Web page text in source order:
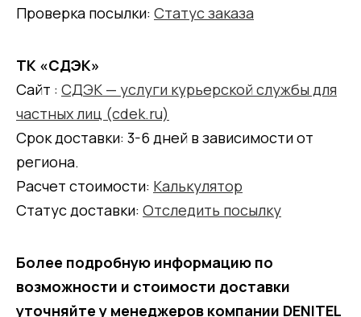
Проверка посылки: Статус заказа
ТК «СДЭК»
Сайт : СДЭК — услуги курьерской службы для
частных лиц (cdek.ru)
Срок доставки: 3-6 дней в зависимости от
региона.
Расчет стоимости: Калькулятор
Статус доставки: Отследить посылку
Более подробную информацию по
возможности и стоимости доставки
уточняйте у менеджеров компании DENITEL